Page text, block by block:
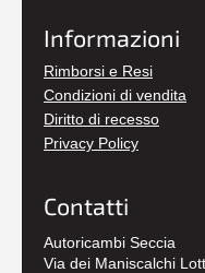
Informazioni
Rimborsi e Resi
Condizioni di vendita
Diritto di recesso
Privacy Policy
Contatti
Autoricambi Seccia
Via dei Maniscalchi